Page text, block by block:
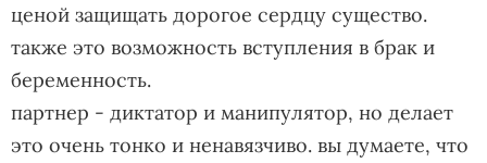
ценой защищать дорогое сердцу существо.
также это возможность вступления в брак и
беременность.
партнер - диктатор и манипулятор, но делает
это очень тонко и ненавязчиво. вы думаете, что